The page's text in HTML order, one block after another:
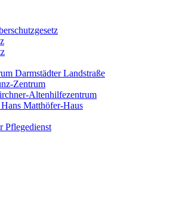
Darmstädter Landstraße
Zentrum
Altenhilfezentrum
Matthöfer-Haus
Pflegedienst